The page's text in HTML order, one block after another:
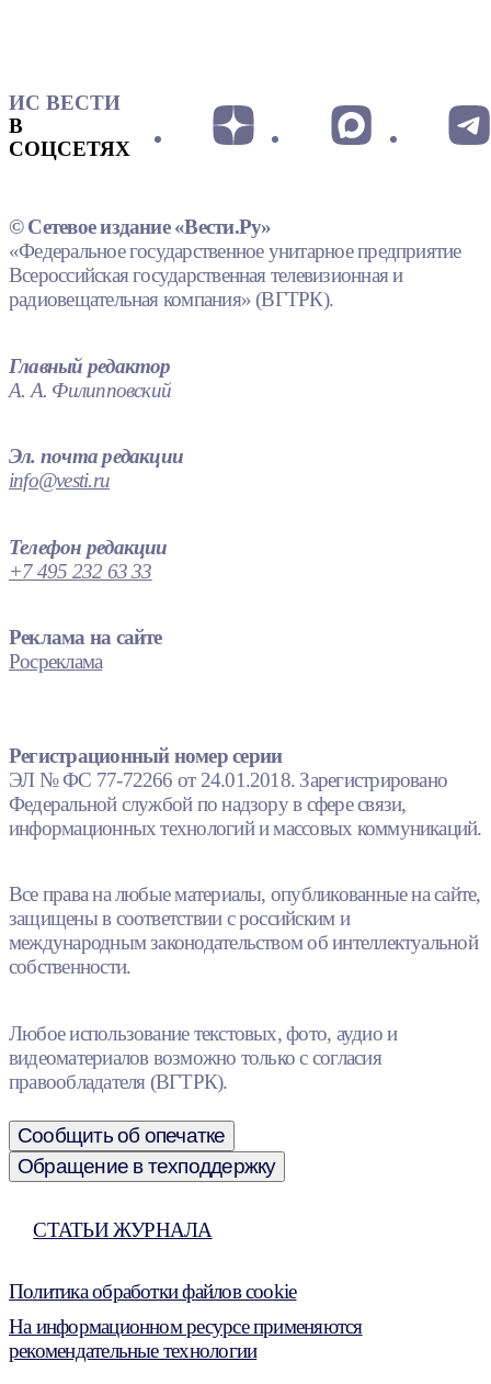
ИС ВЕСТИ
В
СОЦСЕТЯХ
© Сетевое издание «Вести.Ру»
«Федеральное государственное унитарное предприятие
Всероссийская государственная телевизионная и
радиовещательная компания» (ВГТРК).
Главный редактор
А. А. Филипповский
Эл. почта редакции
info@vesti.ru
Телефон редакции
+7 495 232 63 33
Реклама на сайте
Росреклама
Регистрационный номер серии
ЭЛ № ФС 77-72266 от 24.01.2018. Зарегистрировано
Федеральной службой по надзору в сфере связи,
информационных технологий и массовых коммуникаций.
Все права на любые материалы, опубликованные на сайте,
защищены в соответствии с российским и
международным законодательством об интеллектуальной
собственности.
Любое использование текстовых, фото, аудио и
видеоматериалов возможно только с согласия
правообладателя (ВГТРК).
Сообщить об опечатке
Обращение в техподдержку
СТАТЬИ ЖУРНАЛА
Политика обработки файлов cookie
На информационном ресурсе применяются
рекомендательные технологии